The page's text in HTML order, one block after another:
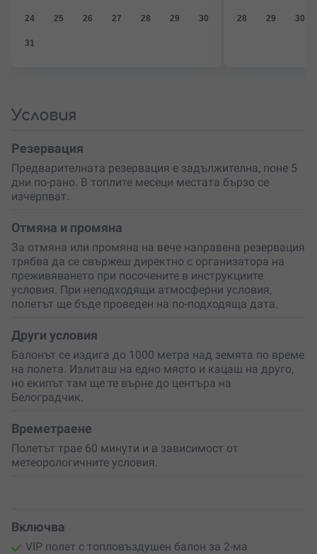
на себе си и на любим човек спомен, който ще бъде с
вас завинаги.
24 25 26 27 28 29 30
31
28 29 30
Условия
Резервация
Предварителната резервация е задължителна, поне 5
дни по-рано. В топлите месеци местата бързо се
изчерпват.
Отмяна и промяна
За отмяна или промяна на вече направена резервация
трябва да се свържеш директно с организатора на
преживяването при посочените в инструкциите
условия. При неподходящи атмосферни условия,
полетът ще бъде проведен на по-подходяща дата.
Други условия
Балонът се издига до 1000 метра над земята по време
на полета. Излиташ на едно място и кацаш на друго,
но екипът там ще те върне до центъра на
Белоградчик.
Времетраене
Полетът трае 60 минути и в зависимост от
метеорологичните условия.
Включва
VIP полет с топловъздушен балон за 2-ма